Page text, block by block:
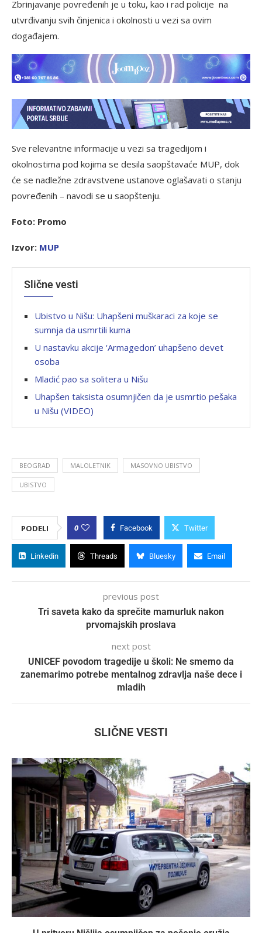
Zbrinjavanje povređenih je u toku, kao i rad policije na
utvrđivanju svih činjenica i okolnosti u vezi sa ovim
događajem.
Sve relevantne informacije u vezi sa tragedijom i
okolnostima pod kojima se desila saopštavaće MUP, dok
će se nadležne zdravstvene ustanove oglašavati o stanju
povređenih – navodi se u saopštenju.
Foto: Promo
Izvor: MUP
Slične vesti
Ubistvo u Nišu: Uhapšeni muškaraci za koje se
sumnja da usmrtili kuma
U nastavku akcije ‘Armagedon’ uhapšeno devet
osoba
Mladić pao sa solitera u Nišu
Uhapšen taksista osumnjičen da je usmrtio pešaka
u Nišu (VIDEO)
BEOGRAD MALOLETNIK MASOVNO UBISTVO
UBISTVO
PODELI 0 Facebook Twitter
Linkedin Threads Bluesky Email
previous post
Tri saveta kako da sprečite mamurluk nakon
prvomajskih proslava
next post
UNICEF povodom tragedije u školi: Ne smemo da
zanemarimo potrebe mentalnog zdravlja naše dece i
mladih
SLIČNE VESTI